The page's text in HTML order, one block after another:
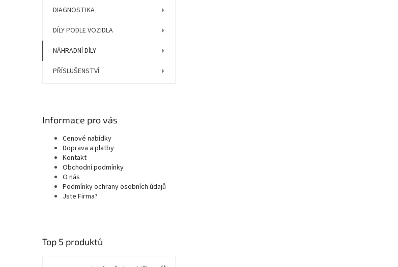
DIAGNOSTIKA
DÍLY PODLE VOZIDLA
NÁHRADNÍ DÍLY
PŘÍSLUŠENSTVÍ
Informace pro vás
Cenové nabídky
Doprava a platby
Kontakt
Obchodní podmínky
O nás
Podmínky ochrany osobních údajů
Jste Firma?
Top 5 produktů